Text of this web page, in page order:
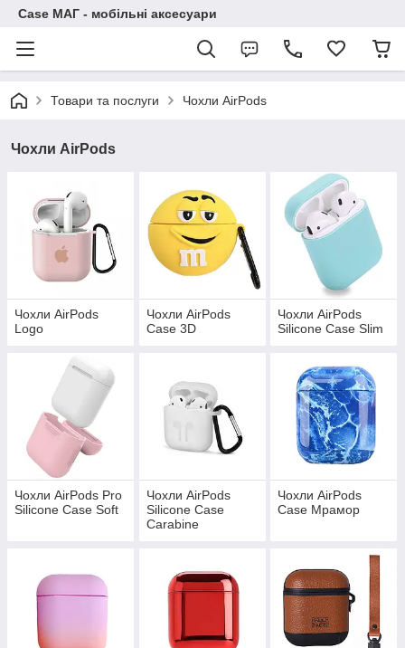
Case МАГ - мобільні аксесуари
Товари та послуги Чохли AirPods
Чохли AirPods
Чохли AirPods
Logo
Чохли AirPods
Case 3D
Чохли AirPods
Silicone Case Slim
Чохли AirPods Pro
Silicone Case Soft
Чохли AirPods
Silicone Case
Carabine
Чохли AirPods
Case Мрамор